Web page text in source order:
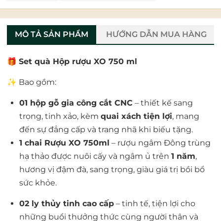
MÔ TẢ SẢN PHẨM HƯỚNG DẪN MUA HÀNG
🎁 Set quà Hộp rượu XO 750 ml
✨ Bao gồm:
01 hộp gỗ gia công cắt CNC – thiết kế sang
trọng, tinh xảo, kèm quai xách tiện lợi, mang
đến sự đẳng cấp và trang nhã khi biếu tặng.
1 chai Rượu XO 750ml – rượu ngâm Đông trùng
hạ thảo được nuôi cấy và ngâm ủ trên 1 năm,
hương vị đậm đà, sang trọng, giàu giá trị bồi bổ
sức khỏe.
02 ly thủy tinh cao cấp – tinh tế, tiện lợi cho
những buổi thưởng thức cùng người thân và